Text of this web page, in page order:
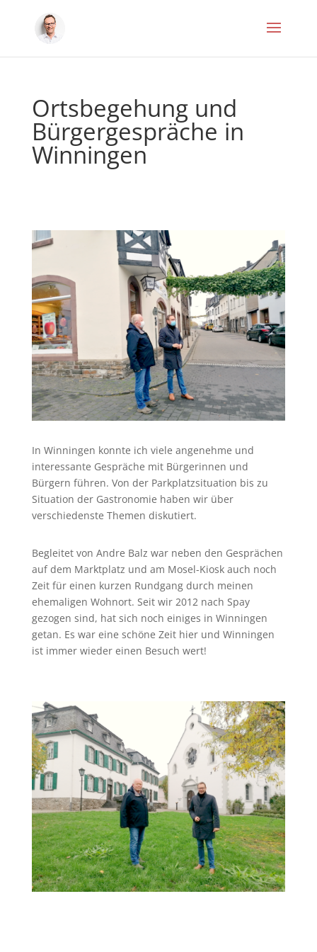
Ortsbegehung und
Bürgergespräche in
Winningen
In Winningen konnte ich viele angenehme und
interessante Gespräche mit Bürgerinnen und
Bürgern führen. Von der Parkplatzsituation bis zu
Situation der Gastronomie haben wir über
verschiedenste Themen diskutiert.
Begleitet von Andre Balz war neben den Gesprächen
auf dem Marktplatz und am Mosel-Kiosk auch noch
Zeit für einen kurzen Rundgang durch meinen
ehemaligen Wohnort. Seit wir 2012 nach Spay
gezogen sind, hat sich noch einiges in Winningen
getan. Es war eine schöne Zeit hier und Winningen
ist immer wieder einen Besuch wert!